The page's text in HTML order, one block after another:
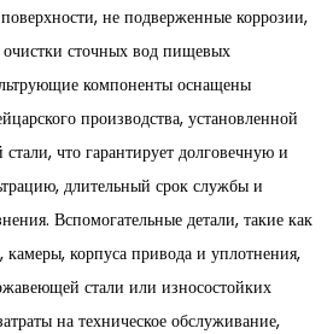
не подверженные коррозии,
сточных вод пищевых
компоненты оснащены
производства, установленной
что гарантирует долговечную и
длительный срок службы и
Вспомогательные детали, такие как
камеры, корпуса привода и уплотнения,
стали или износостойких
на техническое обслуживание,